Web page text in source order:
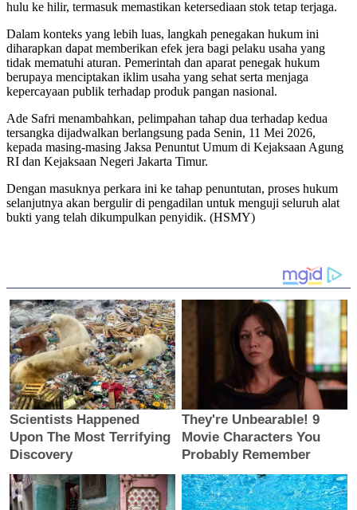
hulu ke hilir, termasuk memastikan ketersediaan stok tetap terjaga.
Dalam konteks yang lebih luas, langkah penegakan hukum ini
diharapkan dapat memberikan efek jera bagi pelaku usaha yang
tidak mematuhi aturan. Pemerintah dan aparat penegak hukum
berupaya menciptakan iklim usaha yang sehat serta menjaga
kepercayaan publik terhadap produk pangan nasional.
Ade Safri menambahkan, pelimpahan tahap dua terhadap kedua
tersangka dijadwalkan berlangsung pada Senin, 11 Mei 2026,
kepada masing-masing Jaksa Penuntut Umum di Kejaksaan Agung
RI dan Kejaksaan Negeri Jakarta Timur.
Dengan masuknya perkara ini ke tahap penuntutan, proses hukum
selanjutnya akan bergulir di pengadilan untuk menguji seluruh alat
bukti yang telah dikumpulkan penyidik. (HSMY)